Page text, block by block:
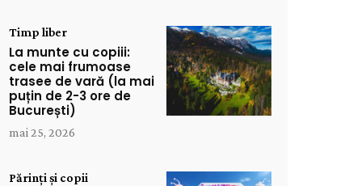
Timp liber
La munte cu copiii:
cele mai frumoase
trasee de vară (la mai
puțin de 2-3 ore de
București)
mai 25, 2026
Părinți și copii